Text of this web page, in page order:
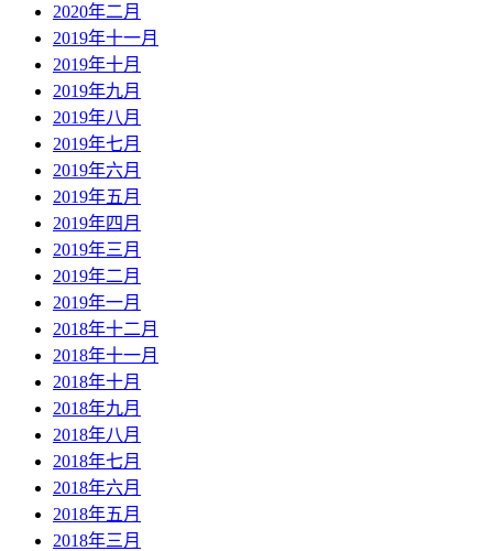
2020年二月
2019年十一月
2019年十月
2019年九月
2019年八月
2019年七月
2019年六月
2019年五月
2019年四月
2019年三月
2019年二月
2019年一月
2018年十二月
2018年十一月
2018年十月
2018年九月
2018年八月
2018年七月
2018年六月
2018年五月
2018年三月